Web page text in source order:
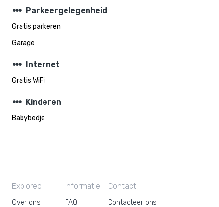
steppers Parkeergelegenheid
Gratis parkeren
Garage
steppers Internet
Gratis WiFi
steppers Kinderen
Babybedje
Exploreo
Over ons
Informatie
FAQ
Contact
Contacteer ons